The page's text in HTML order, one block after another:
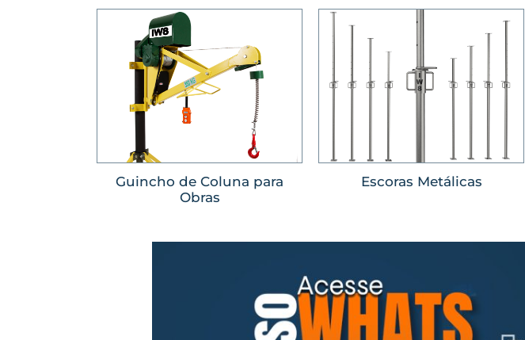
Guincho de Coluna para
Obras
Escoras Metálicas